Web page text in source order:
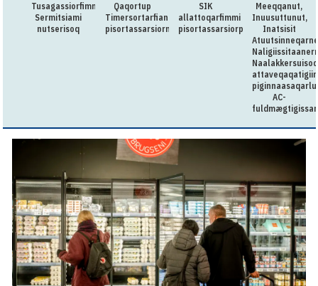
Tusagassiorfimmi
Sermitsiami
nutserisoq
Qaqortup
Timersortarfianut
pisortassarsiorneq
SIK
allattoqarfimmi
pisortassarsiorpoq
Meeqqanut,
Inuusuttunut,
Inatsisit
AC-